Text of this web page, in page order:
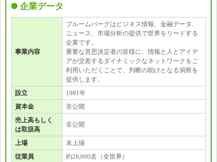
企業データ
事業内容
ブルームバーグはビジネス情報、金融データ、
ニュース、市場分析の提供で世界をリードする
企業です。
重要な意思決定者の皆様に、情報と人とアイデ
アが交差するダイナミックなネットワークをご
利用いただくことで、判断の助けとなる洞察を
提供します。
設立
1981年
資本金
非公開
売上高もしく
は取扱高
非公開
上場
未上場
従業員
約26,000名（全世界）